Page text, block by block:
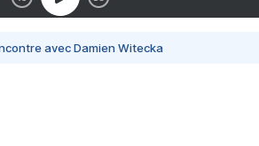
avec Damien Witecka